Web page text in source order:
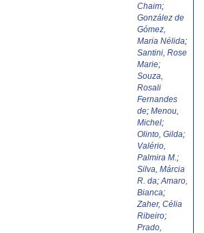
Chaim;
González de
Gómez,
Maria Nélida;
Santini, Rose
Marie;
Souza,
Rosali
Fernandes
de; Menou,
Michel;
Olinto, Gilda;
Valério,
Palmira M. ;
Silva, Márcia
R. da; Amaro,
Bianca;
Zaher, Célia
Ribeiro;
Prado,